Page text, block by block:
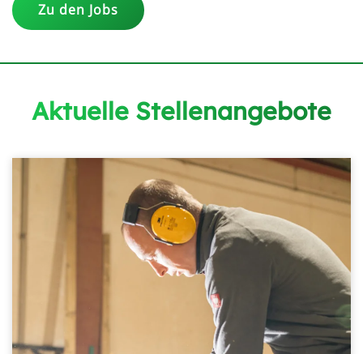
Zu den Jobs
Aktuelle Stellenangebote